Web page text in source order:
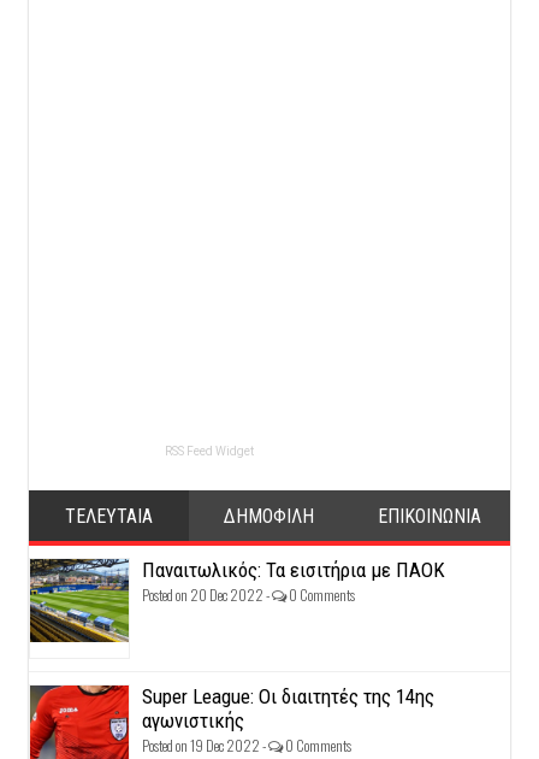
RSS Feed Widget
ΤΕΛΕΥΤΑΙΑ ΔΗΜΟΦΙΛΗ ΕΠΙΚΟΙΝΩΝΙΑ
Παναιτωλικός: Τα εισιτήρια με ΠΑΟΚ
Posted on 20 Dec 2022 - 0 Comments
Super League: Οι διαιτητές της 14ης
αγωνιστικής
Posted on 19 Dec 2022 - 0 Comments